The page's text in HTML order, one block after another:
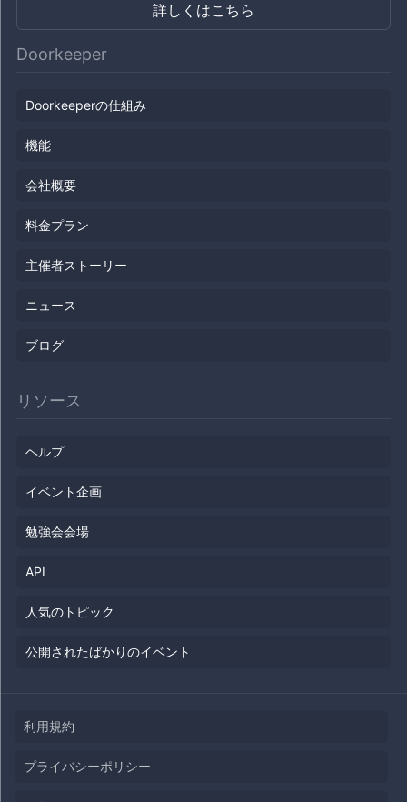
詳しくはこちら
Doorkeeper
Doorkeeperの仕組み
機能
会社概要
料金プラン
主催者ストーリー
ニュース
ブログ
リソース
ヘルプ
イベント企画
勉強会会場
API
人気のトピック
公開されたばかりのイベント
利用規約
プライバシーポリシー